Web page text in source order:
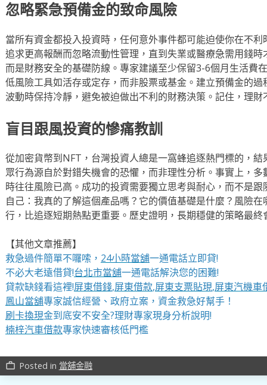
忽略緊急預備金的致命風險
當所有資金都投入投資時，任何意外事件都可能迫使你在不
追求更高報酬而忽略流動性管理，直到失業或醫療急需用錢
而是財務安全的基礎防線。專家建議至少保留3-6個月生活費
低風險工具如活存或定存，而非股票或基金。建立預備金的
波動時保持冷靜，避免被迫做出不利的財務決策。記住，理
盲目跟風投資的慘痛教訓
從加密貨幣到NFT，台灣投資人總是一窩蜂追逐熱門標的，
眾行為源自於對錯失機會的恐懼，而非理性分析。事實上，
時往往風險已高。成功的投資需要獨立思考與耐心，而不是
自己：我真的了解這個產品嗎？它的價值基礎是什麼？風險
行，比追逐短期熱點更重要。歷史證明，長期穩健的策略最終
【其他文章推薦】
救急過件簡單不囉嗦， 24小時當舖一通電話立即貸!
不必大老遠借貸!台北市當舖一通電話解決您的困難!
貸款缺錢看這裡!屏東借錢,屏東借款,屏東支票貼現,屏東汽機車
鳳山當舖專家誠信經營、政府立案，資金救急好幫手！
刷卡換現金到底安不安全?理財專家現身分析說明!
楠梓汽車借款專家快速審核低門檻
work_outline Posted in 當舖金融